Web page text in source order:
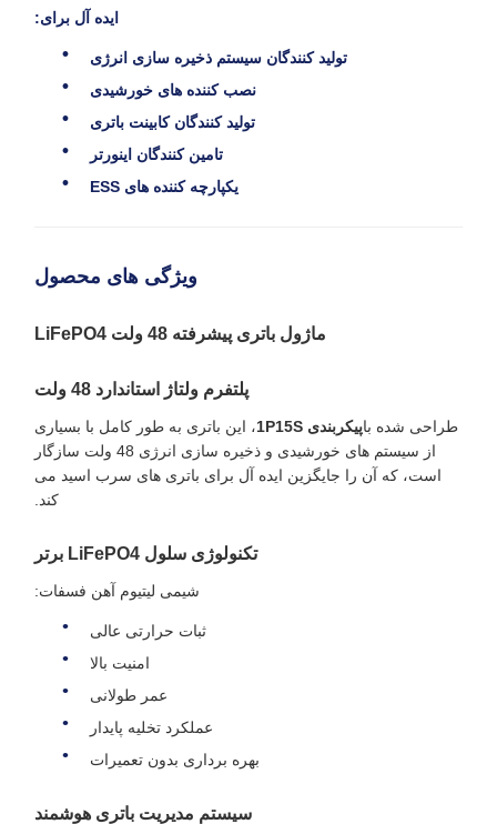
ایده آل برای:
تولید کنندگان سیستم ذخیره سازی انرژی
نصب کننده های خورشیدی
تولید کنندگان کابینت باتری
تامین کنندگان اینورتر
یکپارچه کننده های ESS
ویژگی های محصول
ماژول باتری پیشرفته 48 ولت LiFePO4
پلتفرم ولتاژ استاندارد 48 ولت
طراحی شده باپیکربندی 1P15S
، این باتری به طور کامل با بسیاری
از سیستم های خورشیدی و ذخیره سازی انرژی 48 ولت سازگار
است، که آن را جایگزین ایده آل برای باتری های سرب اسید می
کند.
تکنولوژی سلول LiFePO4 برتر
شیمی لیتیوم آهن فسفات:
ثبات حرارتی عالی
امنیت بالا
عمر طولانی
عملکرد تخلیه پایدار
بهره برداری بدون تعمیرات
سیستم مدیریت باتری هوشمند